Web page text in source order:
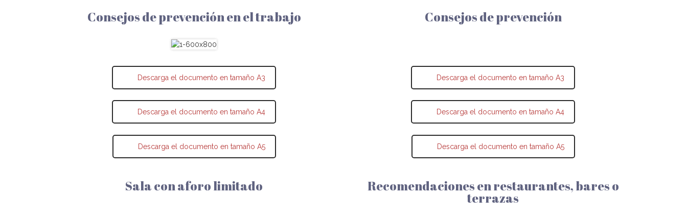
Consejos de prevención en el trabajo
Descarga el documento en tamaño A3
Descarga el documento en tamaño A4
Descarga el documento en tamaño A5
Consejos de prevención
Descarga el documento en tamaño A3
Descarga el documento en tamaño A4
Descarga el documento en tamaño A5
Sala con aforo limitado Recomendaciones en restaurantes, bares o
terrazas